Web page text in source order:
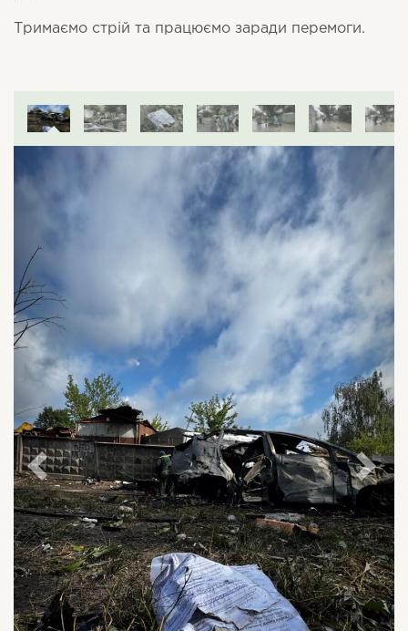
Тримаємо стрій та працюємо заради перемоги.